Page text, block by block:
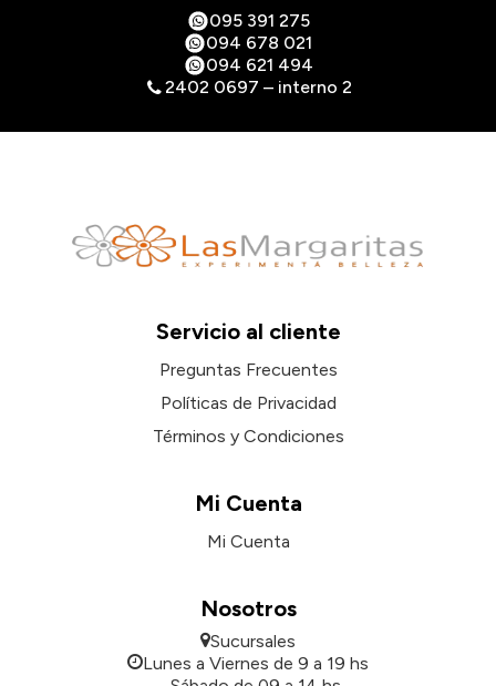
095 391 275
094 678 021
094 621 494
2402 0697 – interno 2
Servicio al cliente
Preguntas Frecuentes
Políticas de Privacidad
Términos y Condiciones
Mi Cuenta
Mi Cuenta
Nosotros
Sucursales
Lunes a Viernes de 9 a 19 hs